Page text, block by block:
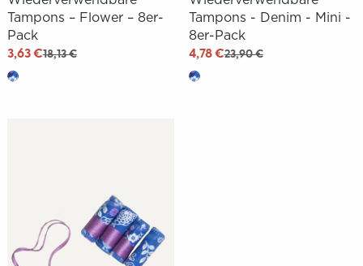
Tampons – Flower – 8er-
Pack
3,63 €18,13 €
Tampons - Denim - Mini -
8er-Pack
4,78 €23,90 €